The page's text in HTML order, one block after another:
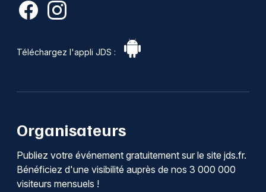
Téléchargez l'appli JDS :
Organisateurs
Publiez votre événement gratuitement sur le site jds.fr.
Bénéficiez d'une visibilité auprès de nos 3 000 000
visiteurs mensuels !